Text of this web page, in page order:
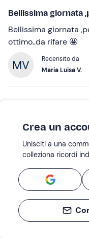
Bellissima giornata
Bellissima giornata
ottimo..da rifare 🤩
Recensito da
Maria Luisa V.
Giornata super
capitano Stefano e
stelle ma questo
Consiglio a tutt*!
Crea un
Unisciti a una
colleziona ricordi